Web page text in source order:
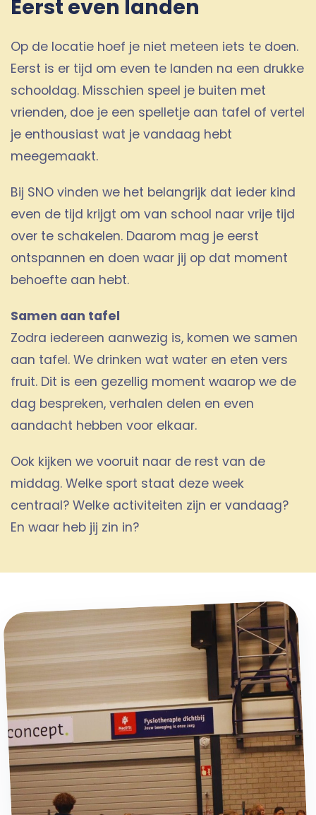
Eerst even landen
Op de locatie hoef je niet meteen iets te doen.
Eerst is er tijd om even te landen na een drukke
schooldag. Misschien speel je buiten met
vrienden, doe je een spelletje aan tafel of vertel
je enthousiast wat je vandaag hebt
meegemaakt.
Bij SNO vinden we het belangrijk dat ieder kind
even de tijd krijgt om van school naar vrije tijd
over te schakelen. Daarom mag je eerst
ontspannen en doen waar jij op dat moment
behoefte aan hebt.
Samen aan tafel
Zodra iedereen aanwezig is, komen we samen
aan tafel. We drinken wat water en eten vers
fruit. Dit is een gezellig moment waarop we de
dag bespreken, verhalen delen en even
aandacht hebben voor elkaar.
Ook kijken we vooruit naar de rest van de
middag. Welke sport staat deze week
centraal? Welke activiteiten zijn er vandaag?
En waar heb jij zin in?